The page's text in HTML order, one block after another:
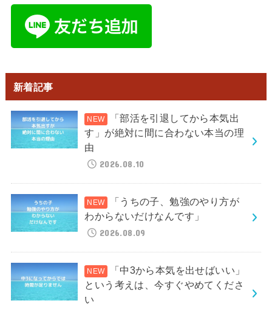
新着記事
「部活を引退してから本気出
す」が絶対に間に合わない本当の理
由
2026.08.10
「うちの子、勉強のやり方が
わからないだけなんです」
2026.08.09
「中3から本気を出せばいい」
という考えは、今すぐやめてくださ
い